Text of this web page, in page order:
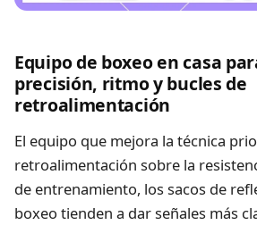
Equipo de boxeo en casa
precisión, ritmo y bucles de
retroalimentación
El equipo que mejora la técnica
retroalimentación sobre la
de entrenamiento, los sacos de
boxeo tienden a dar señales más